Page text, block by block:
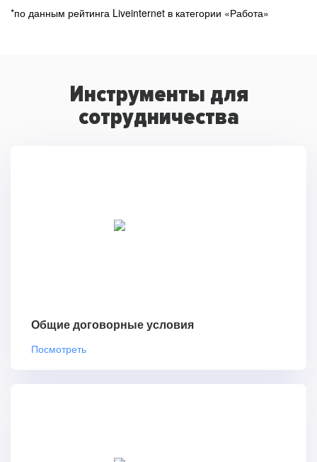
*по данным рейтинга Liveinternet в категории «Работа»
Инструменты для
сотрудничества
Общие договорные условия
Посмотреть